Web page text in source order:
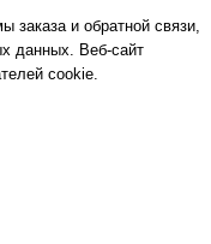
заказа и обратной связи,
данных. Веб-сайт
cookie.